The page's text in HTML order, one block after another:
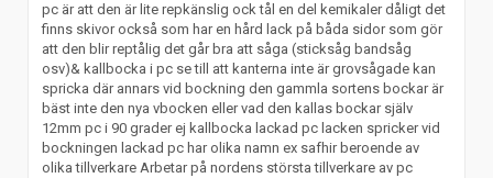
pc är att den är lite repkänslig ock tål en del kemikaler dåligt det
finns skivor också som har en hård lack på båda sidor som gör
att den blir reptålig det går bra att såga (sticksåg bandsåg
osv)& kallbocka i pc se till att kanterna inte är grovsågade kan
spricka där annars vid bockning den gammla sortens bockar är
bäst inte den nya vbocken eller vad den kallas bockar själv
12mm pc i 90 grader ej kallbocka lackad pc lacken spricker vid
bockningen lackad pc har olika namn ex safhir beroende av
olika tillverkare Arbetar på nordens största tillverkare av pc